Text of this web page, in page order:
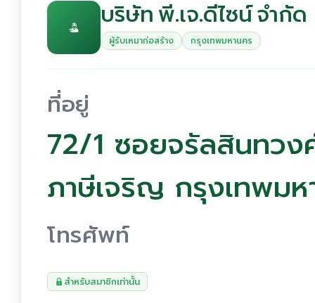
บริษัท พี.เจ.ดีไซน์ จำกัด
ผู้รับเหมาก่อสร้าง กรุงเทพมหานคร
ที่อยู่
72/1 ซอยจรัลสินทวง
ภาษีเจริญ กรุงเทพม
โทรศัพท์
สำหรับสมาชิกเท่านั้น